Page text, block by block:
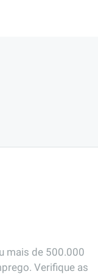
mais de 500.000
Verifique as